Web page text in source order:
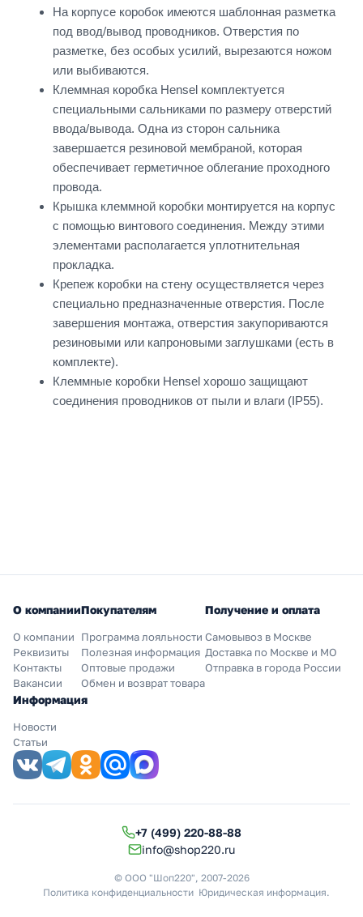
На корпусе коробок имеются шаблонная разметка
под ввод/вывод проводников. Отверстия по
разметке, без особых усилий, вырезаются ножом
или выбиваются.
Клеммная коробка Hensel комплектуется
специальными сальниками по размеру отверстий
ввода/вывода. Одна из сторон сальника
завершается резиновой мембраной, которая
обеспечивает герметичное облегание проходного
провода.
Крышка клеммной коробки монтируется на корпус
с помощью винтового соединения. Между этими
элементами располагается уплотнительная
прокладка.
Крепеж коробки на стену осуществляется через
специально предназначенные отверстия. После
завершения монтажа, отверстия закупориваются
резиновыми или капроновыми заглушками (есть в
комплекте).
Клеммные коробки Hensel хорошо защищают
соединения проводников от пыли и влаги (IP55).
О компании
О компании
Реквизиты
Контакты
Вакансии
Покупателям
Программа лояльности
Полезная информация
Оптовые продажи
Обмен и возврат товара
Получение и оплата
Самовывоз в Москве
Доставка по Москве и МО
Отправка в города России
Информация
Новости
Статьи
+7 (499) 220-88-88
info@shop220.ru
© ООО "Шоп220", 2007-2026
Политика конфиденциальности Юридическая информация.